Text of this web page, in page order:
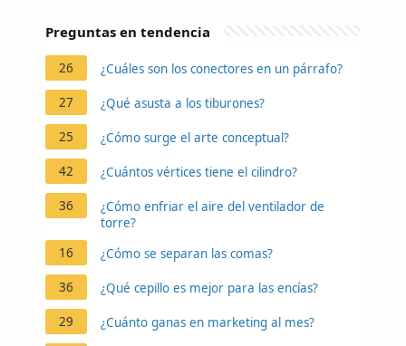
Preguntas en tendencia
26 ¿Cuáles son los conectores en un párrafo?
27 ¿Qué asusta a los tiburones?
25 ¿Cómo surge el arte conceptual?
42 ¿Cuántos vértices tiene el cilindro?
36
¿Cómo enfriar el aire del ventilador de
torre?
16
¿Cómo se separan las comas?
36 ¿Qué cepillo es mejor para las encías?
29 ¿Cuánto ganas en marketing al mes?